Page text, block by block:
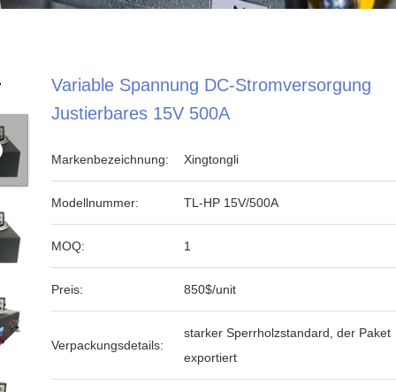
Variable Spannung DC-Stromversorgung
Justierbares 15V 500A
Markenbezeichnung: Xingtongli
Modellnummer: TL-HP 15V/500A
MOQ: 1
Preis: 850$/unit
Verpackungsdetails:
starker Sperrholzstandard, der Paket
exportiert